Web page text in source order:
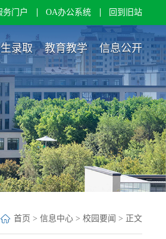
务门户 OA办公系统 回到旧站
录取 教育教学 信息公开
首页 > 信息中心> 校园要闻 > 正文